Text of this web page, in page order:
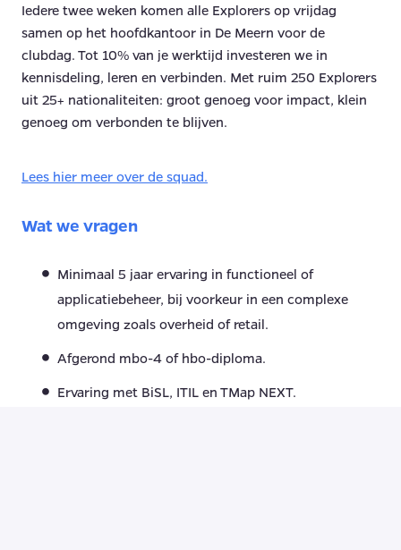
Iedere twee weken komen alle Explorers op vrijdag
samen op het hoofdkantoor in De Meern voor de
clubdag. Tot 10% van je werktijd investeren we in
kennisdeling, leren en verbinden. Met ruim 250 Explorers
uit 25+ nationaliteiten: groot genoeg voor impact, klein
genoeg om verbonden te blijven.
Lees hier meer over de squad.
Wat we vragen
Minimaal 5 jaar ervaring in functioneel of
applicatiebeheer, bij voorkeur in een complexe
omgeving zoals overheid of retail.
Afgerond mbo-4 of hbo-diploma.
Ervaring met BiSL, ITIL en TMap NEXT.